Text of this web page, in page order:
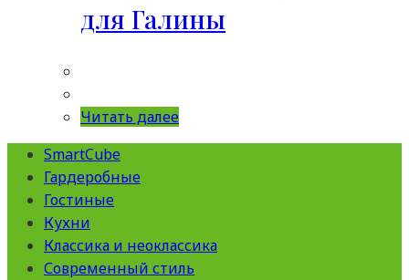
для Галины
Читать далее
SmartCube
Гардеробные
Гостиные
Кухни
Классика и неоклассика
Современный стиль